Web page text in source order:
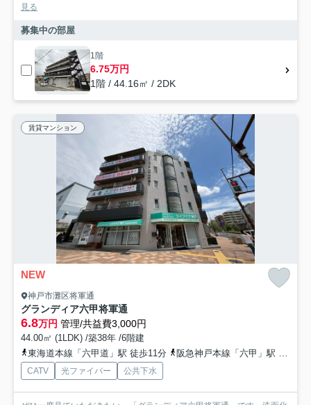
見る
募集中の部屋
1階
6.75万円
1階 / 44.16㎡ / 2DK
賃貸マンション
NEW
神戸市灘区将軍通
グランディア六甲将軍通
6.8万円 管理/共益費3,000円
44.00㎡ (1LDK) /築38年 /6階建
東海道本線「六甲道」駅 徒歩11分
阪急神戸本線「六甲」駅 徒歩9分
CATV 光ファイバー 公共下水